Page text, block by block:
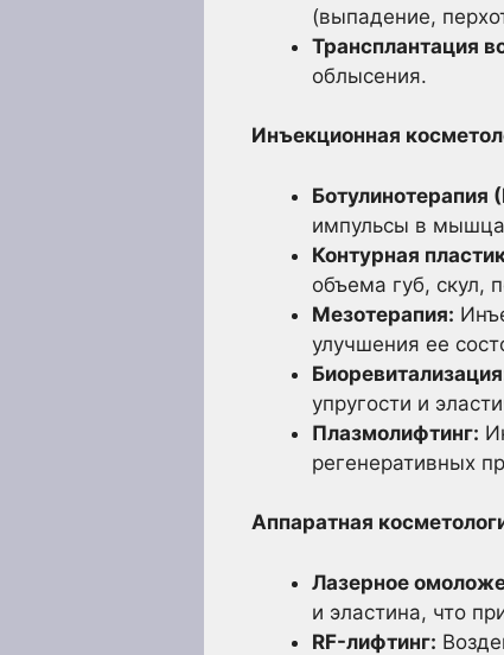
(выпадение,
Трансплантация
облысения.
Инъекционная
Ботулинотерапия
импульсы в
Контурная
объема губ, скул,
Мезотерапия:
улучшения ее
упругости и
Плазмолифтинг:
регенеративных
Аппаратная
Лазерное
и эластина, что
RF-лифтинг: